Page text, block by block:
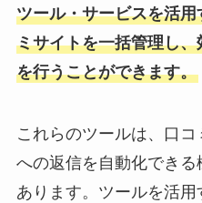
ツール・サービスを活
ミサイトを一括管理し
を行うことができます。
これらのツールは、口コ
への返信を自動化でき
あります。ツールを活